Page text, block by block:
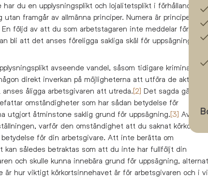
du en upplysningsplikt och lojalitetsplikt i förhållande till
framgår av allmänna principer. Numera är principerna
följd av att du som arbetstagaren inte meddelar
bli att det anses föreligga sakliga skäl för uppsägning
avseende vandel, såsom tidigare kriminalitet
direkt inverkan på möjligheterna att utföra de aktuella
åligga arbetsgivaren att utreda.[2] Det sagda gäller
omständigheter som har sådan betydelse för
utgjort åtminstone saklig grund för uppsägning.[3] Av din
varför den omständighet att du saknat körkort får
för din arbetsgivare. Att inte berätta om
kan således betraktas som att du inte har fullföljt din
och skulle kunna innebära grund för uppsägning,
är hur viktigt körkortsinnehavet är för arbetsgivaren och i